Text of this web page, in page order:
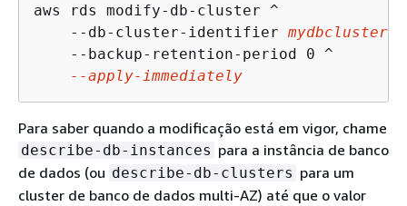
aws rds modify-db-cluster ^
    --db-cluster-identifier
mydbcluster
    --backup-retention-period 0 ^
--apply-immediately
Para saber quando a modificação está em vigor, chame
describe-db-instances para a instância de banco
de dados (ou describe-db-clusters para um
cluster de banco de dados multi-AZ) até que o valor